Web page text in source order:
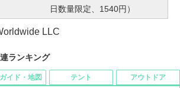
日数量限定、1540円）
LLC
ランキング
イド・地図 テント アウトドア